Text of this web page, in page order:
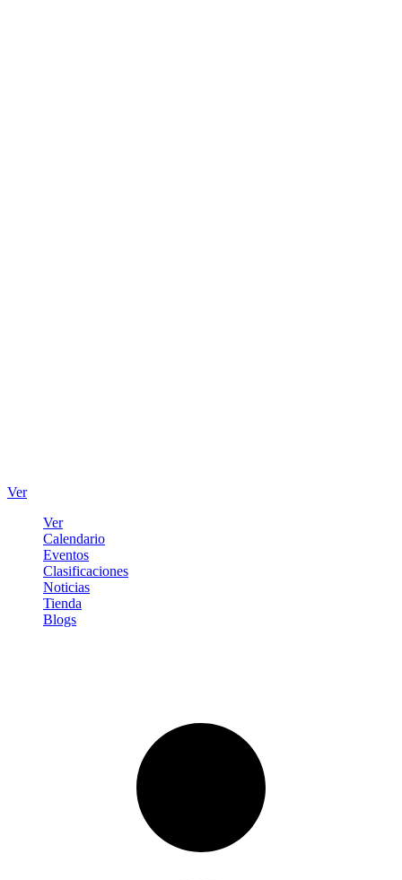
Ver
Ver
Calendario
Eventos
Clasificaciones
Noticias
Tienda
Blogs